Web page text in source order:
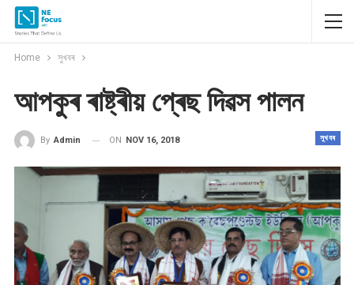
Home সুখবৰ
আপকুৰ ৰাষ্ট্ৰীয় প্ৰেছ দিৱস পালন
সুখবৰ
By Admin ON NOV 16, 2018